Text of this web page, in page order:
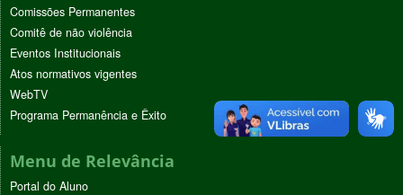
Comissões Permanentes
Comitê de não violência
Eventos Institucionais
Atos normativos vigentes
WebTV
Programa Permanência e Êxito
Menu de Relevância
Portal do Aluno